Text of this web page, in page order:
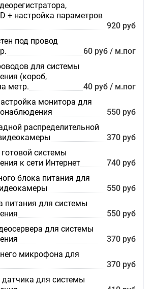
+ настройка параметров
920 руб
под провод
60 руб / м.пог
для системы
(короб,
метр.
40 руб / м.пог
монитора для
550 руб
распределительной
370 руб
системы
к сети Интернет
740 руб
блока питания для
550 руб
питания для системы
550 руб
для системы
370 руб
микрофона для
370 руб
для системы